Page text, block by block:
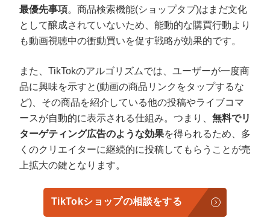
最優先事項。商品検索機能(ショップタブ)はまだ文化
として醸成されていないため、能動的な購買行動より
も動画視聴中の衝動買いを促す戦略が効果的です。
また、TikTokのアルゴリズムでは、ユーザーが一度商
品に興味を示すと(動画の商品リンクをタップするな
ど)、その商品を紹介している他の投稿やライブコマ
ースが自動的に表示される仕組み。つまり、 無料でリ
ターゲティング広告のような効果を得られるため、多
くのクリエイターに継続的に投稿してもらうことが売
上拡大の鍵となります。
TikTokショップの相談をする